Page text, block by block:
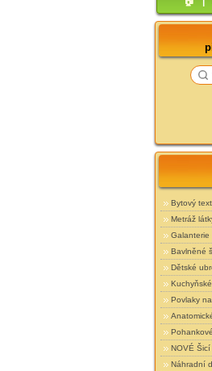
Bytový
Metráž
Galanterie
Bavlněné
Dětské
Povlaky
NOVÉ Šicí
Náhradní